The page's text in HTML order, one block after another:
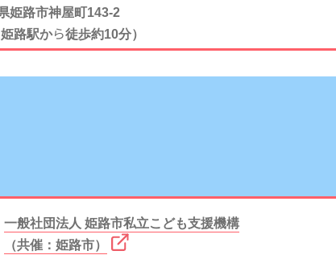
姫路市神屋町143-2
路駅から徒歩約10分）
一般社団法人 姫路市私立こども支援機構
（共催：姫路市）